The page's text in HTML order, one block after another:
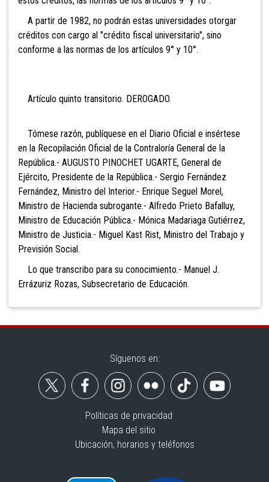
A partir de 1982, no podrán estas universidades otorgar
créditos con cargo al "crédito fiscal universitario", sino
conforme a las normas de los artículos 9° y 10°.
Artículo quinto transitorio. DEROGADO.
Tómese razón, publíquese en el Diario Oficial e insértese
en la Recopilación Oficial de la Contraloría General de la
República.- AUGUSTO PINOCHET UGARTE, General de
Ejército, Presidente de la República.- Sergio Fernández
Fernández, Ministro del Interior.- Enrique Seguel Morel,
Ministro de Hacienda subrogante.- Alfredo Prieto Bafalluy,
Ministro de Educación Pública.- Mónica Madariaga Gutiérrez,
Ministro de Justicia.- Miguel Kast Rist, Ministro del Trabajo y
Previsión Social.
Lo que transcribo para su conocimiento.- Manuel J.
Errázuriz Rozas, Subsecretario de Educación.
Síguenos en:
Políticas de privacidad
Mapa del sitio
Ubicación, horarios y teléfonos